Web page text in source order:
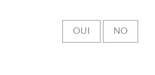
OUI NO